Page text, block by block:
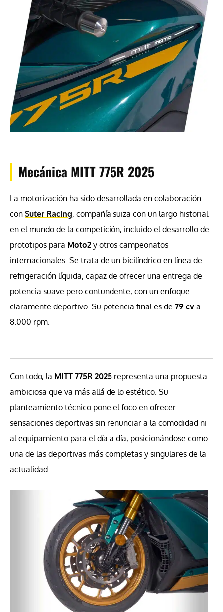
Mecánica MITT 775R 2025
La motorización ha sido desarrollada en colaboración
con Suter Racing, compañía suiza con un largo historial
en el mundo de la competición, incluido el desarrollo de
prototipos para Moto2 y otros campeonatos
internacionales. Se trata de un bicilíndrico en línea de
refrigeración líquida, capaz de ofrecer una entrega de
potencia suave pero contundente, con un enfoque
claramente deportivo. Su potencia final es de 79 cv a
8.000 rpm.
Con todo, la MITT 775R 2025 representa una propuesta
ambiciosa que va más allá de lo estético. Su
planteamiento técnico pone el foco en ofrecer
sensaciones deportivas sin renunciar a la comodidad ni
al equipamiento para el día a día, posicionándose como
una de las deportivas más completas y singulares de la
actualidad.